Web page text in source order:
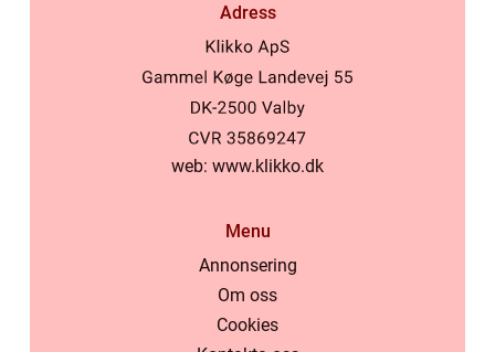
Adress
web: www.klikko.dk
Menu
Annonsering
Om oss
Cookies